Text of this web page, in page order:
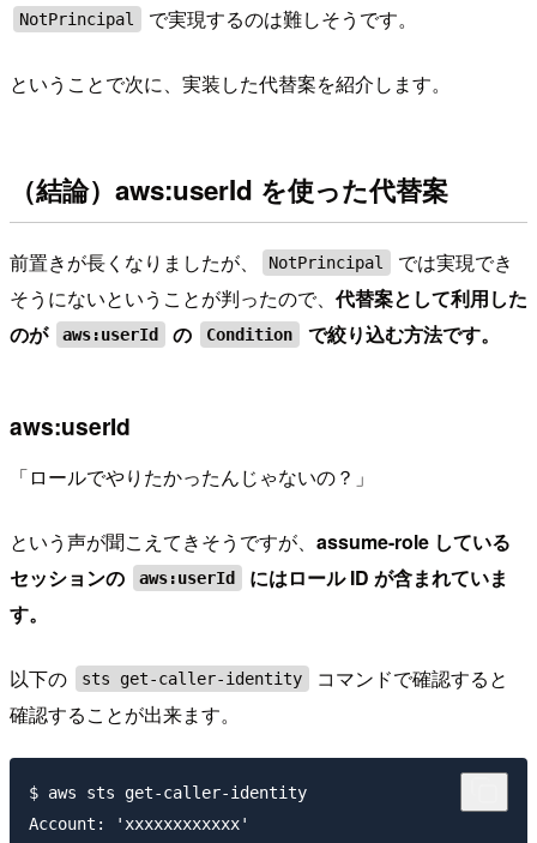
NotPrincipal で実現するのは難しそうです。
ということで次に、実装した代替案を紹介します。
（結論）aws:userId を使った代替案
前置きが長くなりましたが、 NotPrincipal
では実現でき
そうにないということが判ったので、代替案として利用した
のが
aws:userId の Condition で絞り込む方法です。
aws:userId
「ロールでやりたかったんじゃないの？」
という声が聞こえてきそうですが、 assume-role している
セッションの
aws:userId
にはロール ID が含まれていま
す。
以下の sts get-caller-identity
コマンドで確認すると
確認することが出来ます。
$ aws sts get-caller-identity
Account: 'xxxxxxxxxxxx'